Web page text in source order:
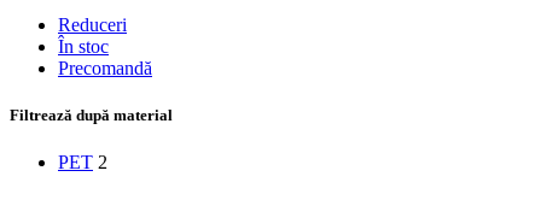
Reduceri
În stoc
Precomandă
Filtrează după material
PET 2